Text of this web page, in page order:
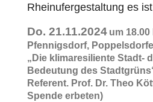
Rheinufergestaltung es
Do. 21.11.2024 um 18.00
Pfennigsdorf,
„Die klimaresiliente Stadt-
Bedeutung des
Referent. Prof. Dr. Theo
Spende erbeten)